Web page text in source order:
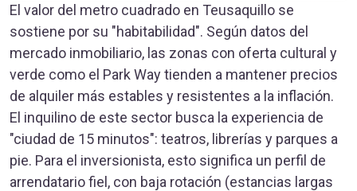
El valor del metro cuadrado en Teusaquillo se
sostiene por su "habitabilidad". Según datos del
mercado inmobiliario, las zonas con oferta cultural y
verde como el Park Way tienden a mantener precios
de alquiler más estables y resistentes a la inflación.
El inquilino de este sector busca la experiencia de
"ciudad de 15 minutos": teatros, librerías y parques a
pie. Para el inversionista, esto significa un perfil de
arrendatario fiel, con baja rotación (estancias largas